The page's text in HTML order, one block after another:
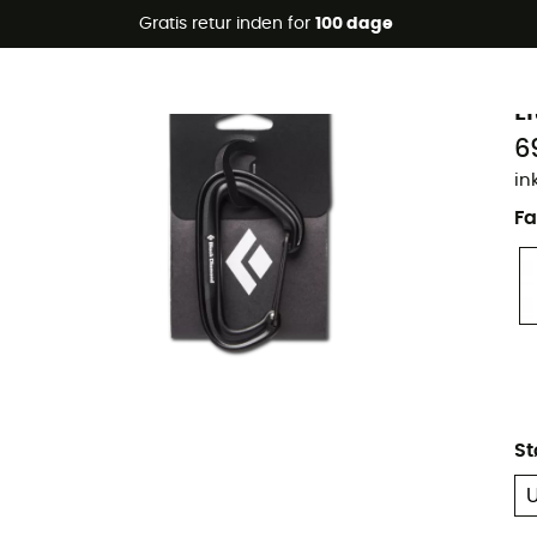
Gratis retur inden for 100 dage